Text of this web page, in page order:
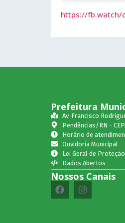
https://fb.watch/
Prefeitura
Av. Francisco
Pendências/RN -
Horário de
Ouvidoria Municipal
Lei Geral de
Dados Abertos
Nossos Canais